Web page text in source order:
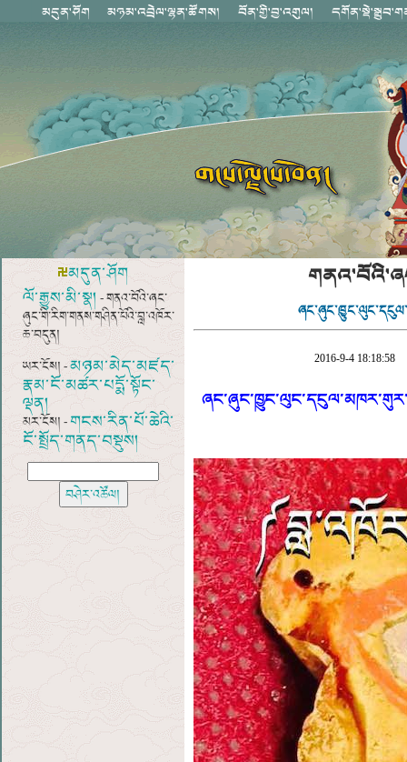
མདུན་ཤོག
ལོ་རྒྱུས་མི་སྣ། - གནའ་བོའི་ཞང་
ཞུང་གི་རིག་གནས་གཤིན་པོའི་བླ་འཁོར་
ཆ་བདུན།
ཡར་ངོས། -མཉམ་མེད་མཛད་
རྣམ་ངོ་མཚར་པདྨོ་སྟོང་
ལྡན།
མར་ངོས། -གངས་རིན་པོ་ཆེའི་
ངོ་སྤྲོད་གནད་བསྡུས།
2016-9-4 18:18:58